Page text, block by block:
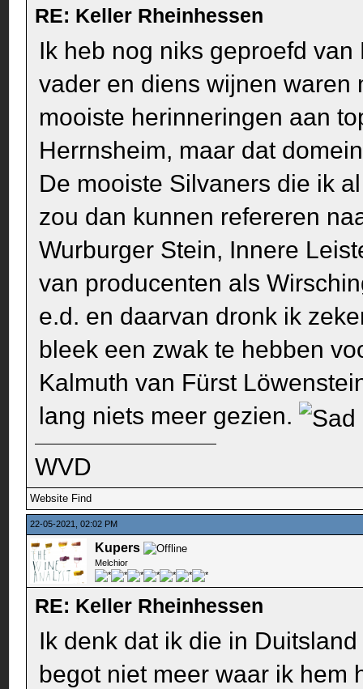
RE: Keller Rheinhessen
Ik heb nog niks geproefd
vader en diens wijnen waren
mooiste herinneringen aan
Herrnsheim, maar dat
De mooiste Silvaners die ik
zou dan kunnen refereren
Wurburger Stein, Innere
van producenten als
e.d. en daarvan dronk ik
bleek een zwak te hebben
Kalmuth van Fürst
lang niets meer gezien.
WVD
Website Find
22-05-2021, 02:02 PM
Kupers
Melchior
RE: Keller Rheinhessen
Ik denk dat ik die in
begot niet meer waar ik hem